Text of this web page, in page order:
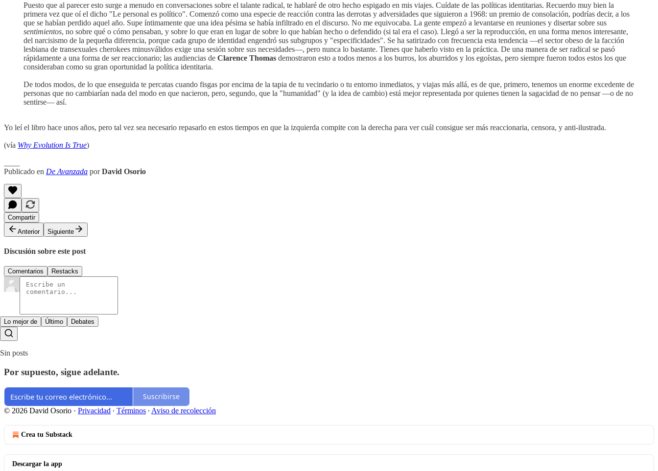
Puesto que al parecer esto surge a menudo en conversaciones sobre el talante radical, te hablaré de otro hecho espigado en mis viajes. Cuídate de las políticas identitarias. Recuerdo muy bien la
primera vez que oí el dicho "Le personal es político". Comenzó como una especie de reacción contra las derrotas y adversidades que siguieron a 1968: un premio de consolación, podrías decir, a los
que se habían perdido aquel año. Supe íntimamente que una idea pésima se había infiltrado en el discurso. No me equivocaba. La gente empezó a levantarse en reuniones y disertar sobre sus
sentimientos, no sobre qué o cómo pensaban, y sobre lo que eran en lugar de sobre lo que habían hecho o defendido (si tal era el caso). Llegó a ser la reproducción, en una forma menos interesante,
del narcisismo de la pequeña diferencia, porque cada grupo de identidad engendró sus subgrupos y "especificidades". Se ha satirizado con frecuencia esta tendencia —el sector obeso de la facción
lesbiana de transexuales cherokees minusválidos exige una sesión sobre sus necesidades—, pero nunca lo bastante. Tienes que haberlo visto en la práctica. De una manera de ser radical se pasó
rápidamente a una forma de ser reaccionario; las audiencias de Clarence Thomas demostraron esto a todos menos a los burros, los aburridos y los egoístas, pero siempre fueron todos estos los que
consideraban como su gran oportunidad la política identitaria.
De todos modos, de lo que enseguida te percatas cuando fisgas por encima de la tapia de tu vecindario o tu entorno inmediatos, y viajas más allá, es de que, primero, tenemos un enorme excedente de
personas que no cambiarían nada del modo en que nacieron, pero, segundo, que la "humanidad" (y la idea de cambio) está mejor representada por quienes tienen la sagacidad de no pensar —o de no
sentirse— así.
Yo leí el libro hace unos años, pero tal vez sea necesario repasarlo en estos tiempos en que la izquierda compite con la derecha para ver cuál consigue ser más reaccionaria, censora, y anti-ilustrada.
(vía Why Evolution Is True)
Publicado en De Avanzada porDavid Osorio
Compartir
Anterior
Siguiente
Discusión sobre este post
Comentarios Restacks
Lo mejor de Último Debates
Sin posts
Por supuesto, sigue adelante.
Suscribirse
© 2026 David Osorio · Privacidad ∙ Términos ∙ Aviso de recolección
Crea tu Substack
Descargar la app